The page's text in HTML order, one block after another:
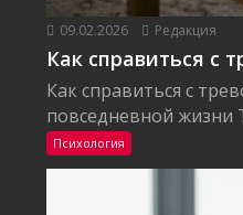
09.02.2026 Редакция
Как справиться с
Как справиться с
повседневной жизни
Психология